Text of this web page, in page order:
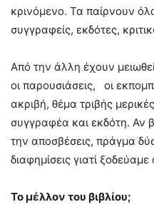
κρινόμενο. Τα παίρνουν
συγγραφείς, εκδότες,
Από την άλλη έχουν μειωθεί
οι παρουσιάσεις, οι
ακριβή, θέμα τριβής
συγγραφέα και εκδότη. Αν
την αποσβέσεις, πράγμα
διαφημίσεις γιατί
Το μέλλον του βιβλίου;